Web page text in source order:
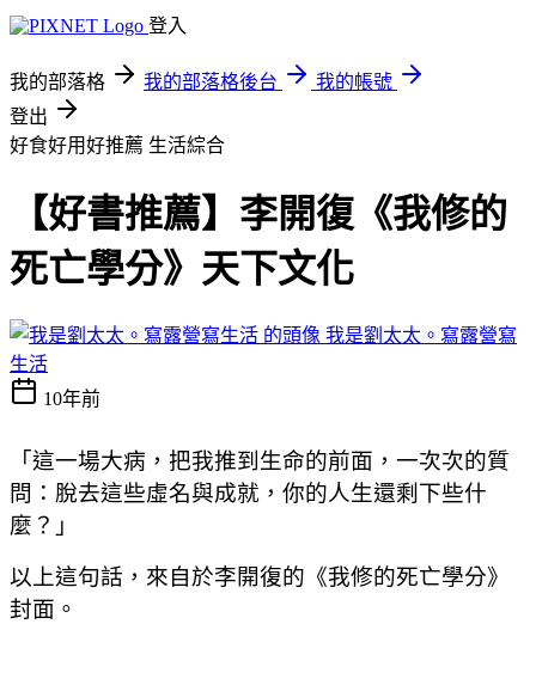
登入
我的部落格 我的部落格後台
我的帳號
登出
好食好用好推薦 生活綜合
【好書推薦】李開復《我修的
死亡學分》天下文化
我是劉太太。寫露營寫
生活
10年前
「這一場大病，把我推到生命的前面，一次次的質
問：脫去這些虛名與成就，你的人生還剩下些什
麼？」
以上這句話，來自於李開復的《我修的死亡學分》
封面。